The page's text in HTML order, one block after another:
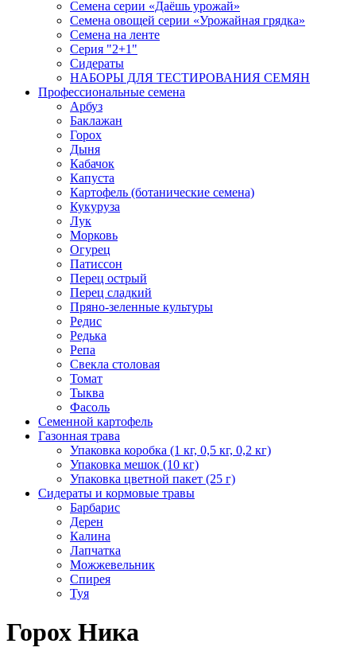
Семена серии «Даёшь урожай»
Семена овощей серии «Урожайная грядка»
Семена на ленте
Серия "2+1"
Сидераты
НАБОРЫ ДЛЯ ТЕСТИРОВАНИЯ СЕМЯН
Профессиональные семена
Арбуз
Баклажан
Горох
Дыня
Кабачок
Капуста
Картофель (ботанические семена)
Кукуруза
Лук
Морковь
Огурец
Патиссон
Перец острый
Перец сладкий
Пряно-зеленные культуры
Редис
Редька
Репа
Свекла столовая
Томат
Тыква
Фасоль
Семенной картофель
Газонная трава
Упаковка коробка (1 кг, 0,5 кг, 0,2 кг)
Упаковка мешок (10 кг)
Упаковка цветной пакет (25 г)
Сидераты и кормовые травы
Барбарис
Дерен
Калина
Лапчатка
Можжевельник
Спирея
Туя
Горох Ника